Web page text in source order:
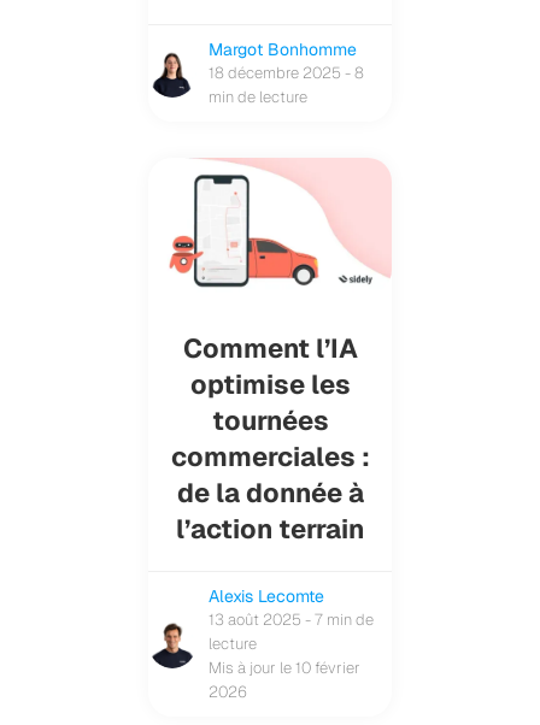
Margot Bonhomme
18 décembre 2025 - 8
min de lecture
Comment l’IA
optimise les
tournées
commerciales :
de la donnée à
l’action terrain
Alexis Lecomte
13 août 2025 - 7 min de
lecture
Mis à jour le 10 février
2026